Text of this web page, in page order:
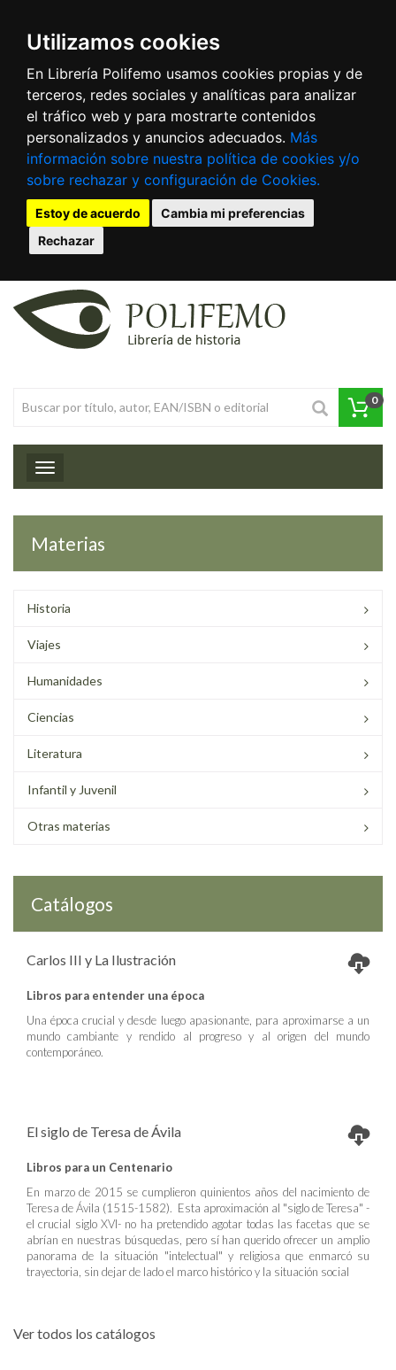
Utilizamos cookies
En Librería Polifemo usamos cookies propias y de
terceros, redes sociales y analíticas para analizar
el tráfico web y para mostrarte contenidos
personalizados y anuncios adecuados. Más
información sobre nuestra política de cookies y/o
sobre rechazar y configuración de Cookies.
Estoy de acuerdo
Cambia mi preferencias
Rechazar
0
Toggle navigation
Materias
Historia
Viajes
Humanidades
Ciencias
Literatura
Infantil y Juvenil
Otras materias
Catálogos
Carlos III y La Ilustración
Libros para entender una época
Una época crucial y desde luego apasionante, para aproximarse a un
mundo cambiante y rendido al progreso y al origen del mundo
contemporáneo.
El siglo de Teresa de Ávila
Libros para un Centenario
En marzo de 2015 se cumplieron quinientos años del nacimiento de
Teresa de Ávila (1515-1582). Esta aproximación al "siglo de Teresa" -
el crucial siglo XVI- no ha pretendido agotar todas las facetas que se
abrían en nuestras búsquedas, pero sí han querido ofrecer un amplio
panorama de la situación "intelectual" y religiosa que enmarcó su
trayectoria, sin dejar de lado el marco histórico y la situación social
Ver todos los catálogos